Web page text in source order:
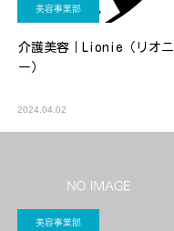
美容事業部
介護美容｜Lionie（リオニ
ー）
2024.04.02
美容事業部